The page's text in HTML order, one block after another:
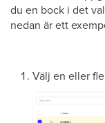
du en bock i det
nedan är ett
Välj en eller